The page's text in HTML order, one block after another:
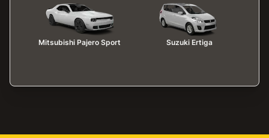
Mitsubishi Pajero Sport Suzuki Ertiga